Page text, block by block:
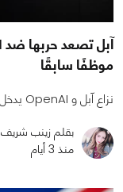
موظفًا سابقًا
نزاع آبل و OpenAI يدخل مرحلة جديدة ⚖️
بقلم زينب شريف
منذ 3 أيام